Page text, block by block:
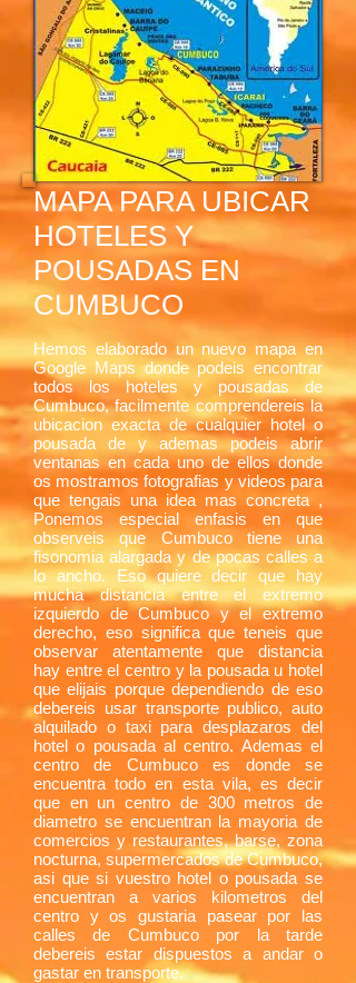
MAPA PARA UBICAR
HOTELES Y
POUSADAS EN
CUMBUCO
Hemos elaborado un nuevo mapa en
Google Maps donde podeis encontrar
todos los hoteles y pousadas de
Cumbuco, facilmente comprendereis la
ubicacion exacta de cualquier hotel o
pousada de y ademas podeis abrir
ventanas en cada uno de ellos donde
os mostramos fotografias y videos para
que tengais una idea mas concreta ,
Ponemos especial enfasis en que
observeis que Cumbuco tiene una
fisonomia alargada y de pocas calles a
lo ancho. Eso quiere decir que hay
mucha distancia entre el extremo
izquierdo de Cumbuco y el extremo
derecho, eso significa que teneis que
observar atentamente que distancia
hay entre el centro y la pousada u hotel
que elijais porque dependiendo de eso
debereis usar transporte publico, auto
alquilado o taxi para desplazaros del
hotel o pousada al centro. Ademas el
centro de Cumbuco es donde se
encuentra todo en esta vila, es decir
que en un centro de 300 metros de
diametro se encuentran la mayoria de
comercios y restaurantes, barse, zona
nocturna, supermercados de Cumbuco,
asi que si vuestro hotel o pousada se
encuentran a varios kilometros del
centro y os gustaria pasear por las
calles de Cumbuco por la tarde
debereis estar dispuestos a andar o
gastar en transporte.